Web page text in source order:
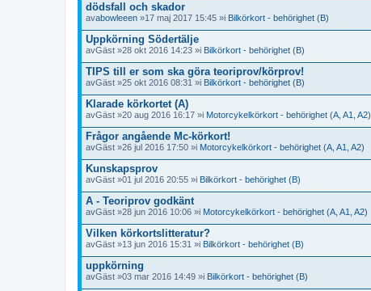
dödsfall och skador
avabowleeen »17 maj 2017 15:45 »i Bilkörkort - behörighet (B)
Uppkörning Södertälje
avGäst »28 okt 2016 14:23 »i Bilkörkort - behörighet (B)
TIPS till er som ska göra teoriprov/körprov!
avGäst »25 okt 2016 08:31 »i Bilkörkort - behörighet (B)
Klarade körkortet (A)
avGäst »20 aug 2016 16:17 »i Motorcykelkörkort - behörighet (A, A1, A2)
Frågor angående Mc-körkort!
avGäst »26 jul 2016 17:50 »i Motorcykelkörkort - behörighet (A, A1, A2)
Kunskapsprov
avGäst »01 jul 2016 20:55 »i Bilkörkort - behörighet (B)
A - Teoriprov godkänt
avGäst »28 jun 2016 10:06 »i Motorcykelkörkort - behörighet (A, A1, A2)
Vilken körkortslitteratur?
avGäst »13 jun 2016 15:31 »i Bilkörkort - behörighet (B)
uppkörning
avGäst »03 mar 2016 14:49 »i Bilkörkort - behörighet (B)